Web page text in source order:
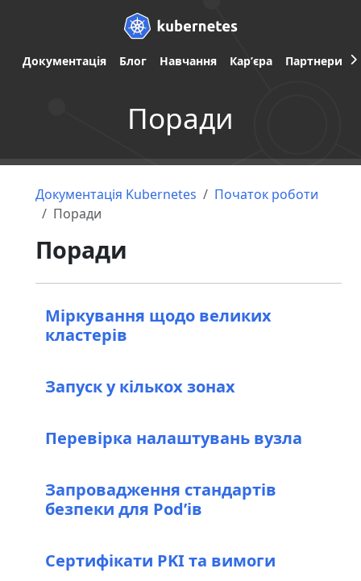
Документація Блог Навчання Карʼєра Партнери
Поради
Документація Kubernetes
Початок роботи
Поради
Поради
Міркування щодо великих
кластерів
Запуск у кількох зонах
Перевірка налаштувань вузла
Запровадження стандартів
безпеки для Podʼів
Сертифікати PKI та вимоги